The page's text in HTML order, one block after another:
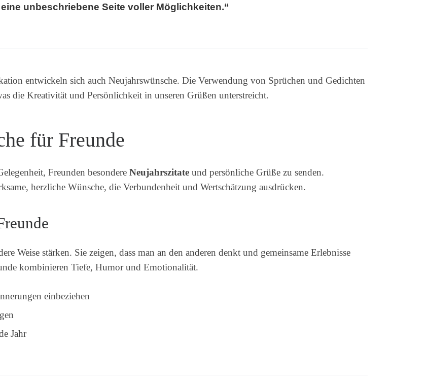
unbeschriebene Seite voller Möglichkeiten.“
entwickeln sich auch Neujahrswünsche. Die Verwendung von Sprüchen und Gedichten
die Kreativität und Persönlichkeit in unseren Grüßen unterstreicht.
für Freunde
Freunden besondere Neujahrszitate und persönliche Grüße zu senden.
herzliche Wünsche, die Verbundenheit und Wertschätzung ausdrücken.
Weise stärken. Sie zeigen, dass man an den anderen denkt und gemeinsame Erlebnisse
kombinieren Tiefe, Humor und Emotionalität.
einbeziehen
Jahr